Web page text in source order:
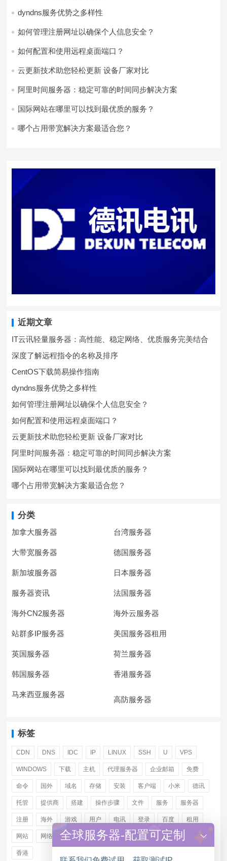
dyndns服务优势之多样性
如何管理注册网址以确保个人信息安全？
如何配置和使用远程桌面端口？
云更新技术助您轻松更新 设备厂家对比
阿里时间服务器：稳定可靠的时间同步解决方案
国际网站在哪里可以找到最优质的服务？
哪个占用带宽解决方案最适合您？
近期文章
IT云讯轻量服务器：高性能、稳定网络、优质服务完美结合
深度了解远程指令的名称及排序
CentOS下载简易操作指南
dyndns服务优势之多样性
如何管理注册网址以确保个人信息安全？
如何配置和使用远程桌面端口？
云更新技术助您轻松更新 设备厂家对比
阿里时间服务器：稳定可靠的时间同步解决方案
国际网站在哪里可以找到最优质的服务？
哪个占用带宽解决方案最适合您？
分类
加拿大服务器 台湾服务器
大带宽服务器 德国服务器
新加坡服务器 日本服务器
服务器资讯 法国服务器
海外CN2服务器 海外云服务器
站群多IP服务器 美国服务器租用
英国服务器 荷兰服务器
韩国服务器 香港服务器
马来西亚服务器
高防服务器
标签
CDN DNS IDC IP LINUX SSH U VPS
WINDOWS 下载 主机 代理服务器 企业邮箱 免费
命令 国外 域名 存储 安装 客户端 小米 德讯
托管 提供商 搭建 操作步骤 文件 服务 服务器
注册 海外 游戏 用户 电讯 登录 百度 租用
网站 网络 腾讯 虚拟主机 证书 配置 阿里
香港
全球服务器-配置可定制